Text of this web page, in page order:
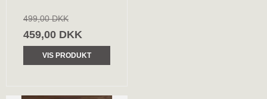
499,00 DKK
459,00 DKK
VIS PRODUKT